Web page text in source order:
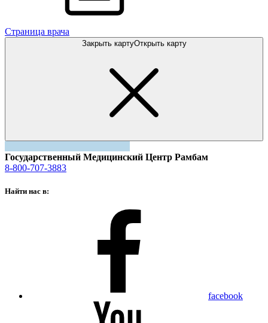
Cтраница врача
Закрыть картуОткрыть карту
Государственный Медицинский Центр Рамбам
8-800-707-3883
Найти нас в:
facebook